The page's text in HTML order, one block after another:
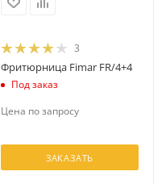
3
Фритюрница Fimar FR/4+4
Под заказ
Цена по запросу
ЗАКАЗАТЬ